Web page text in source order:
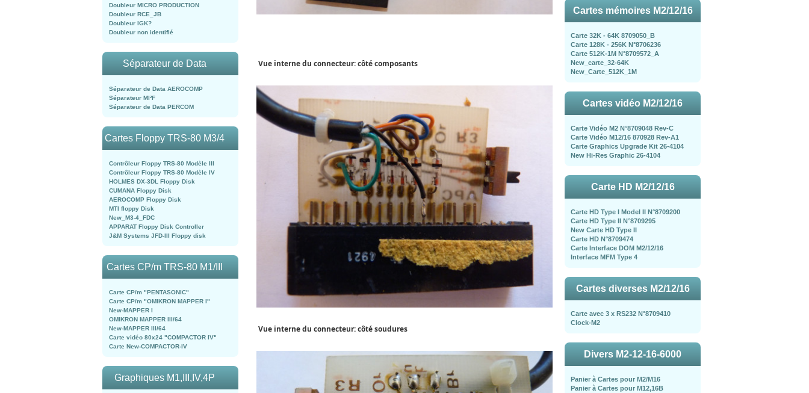
Doubleur MICRO PRODUCTION
Doubleur RCE_JB
Doubleur IGK?
Doubleur non identifié
Séparateur de Data
Séparateur de Data AEROCOMP
Séparateur MI²F
Séparateur de Data PERCOM
Cartes Floppy TRS-80 M3/4
Contrôleur Floppy TRS-80 Modèle III
Contrôleur Floppy TRS-80 Modèle IV
HOLMES DX-3DL Floppy Disk
CUMANA Floppy Disk
AEROCOMP Floppy Disk
MTI floppy Disk
New_M3-4_FDC
APPARAT Floppy Disk Controller
J&M Systems JFD-III Floppy disk
Cartes CP/m TRS-80 M1/III
Carte CP/m "PENTASONIC"
Carte CP/m "OMIKRON MAPPER I"
New-MAPPER I
OMIKRON MAPPER III/64
New-MAPPER III/64
Carte vidéo 80x24 "COMPACTOR IV"
Carte New-COMPACTOR-IV
Graphiques M1,III,IV,4P
Vue interne du connecteur: côté composants
Vue interne du connecteur: côté soudures
Cartes mémoires M2/12/16
Carte 32K - 64K 8709050_B
Carte 128K - 256K N°8706236
Carte 512K-1M N°8709572_A
New_carte_32-64K
New_Carte_512K_1M
Cartes vidéo M2/12/16
Carte Vidéo M2 N°8709048 Rev-C
Carte Vidéo M12/16 870928 Rev-A1
Carte Graphics Upgrade Kit 26-4104
New Hi-Res Graphic 26-4104
Carte HD M2/12/16
Carte HD Type I Model II N°8709200
Carte HD Type II N°8709295
New Carte HD Type II
Carte HD N°8709474
Carte Interface DOM M2/12/16
Interface MFM Type 4
Cartes diverses M2/12/16
Carte avec 3 x RS232 N°8709410
Clock-M2
Divers M2-12-16-6000
Panier à Cartes pour M2/M16
Panier à Cartes pour M12,16B